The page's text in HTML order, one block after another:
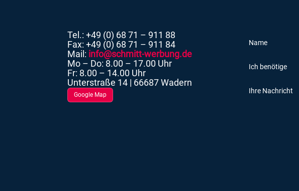
Tel.: +49 (0) 68 71 – 911 88
Fax: +49 (0) 68 71 – 911 84
Mail: info@schmitt-werbung.de
Mo – Do: 8.00 – 17.00 Uhr
Fr: 8.00 – 14.00 Uhr
Unterstraße 14 | 66687 Wadern
Google Map